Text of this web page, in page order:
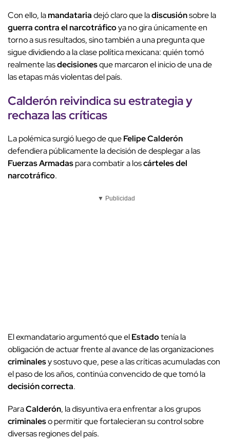
Con ello, lamandatariadejó claro que ladiscusiónsobre la
guerra contra el narcotráficoya no gira únicamente en
torno a sus resultados, sino también a una pregunta que
sigue dividiendo a la clase política mexicana: quién tomó
realmente lasdecisionesque marcaron el inicio de una de
las etapas más violentas del país.
Calderón reivindica suestrategiay
rechaza las críticas
La polémica surgió luego de queFelipe Calderón
defendiera públicamente la decisión de desplegar a las
Fuerzas Armadaspara combatir a loscárteles del
narcotráfico.
▼ Publicidad
El exmandatario argumentó que elEstadotenía la
obligación de actuar frente al avance de las organizaciones
criminalesy sostuvo que, pese a las críticas acumuladas con
el paso de los años, continúa convencido de que tomó la
decisión correcta.
ParaCalderón, la disyuntiva era enfrentar a los grupos
criminaleso permitir que fortalecieran su control sobre
diversas regiones del país.